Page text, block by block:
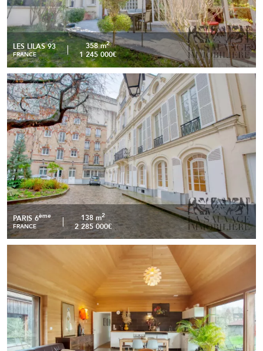
LES LILAS 93
FRANCE
358 m2
1 245 000€
PARIS 6ème
FRANCE
138 m2
2 285 000€
la Nue propriété d'un Appartement traversant 137,69 m2
rue du cherche midi
READ MORE
Maison passive d’architecte – Ossature bois – 167 m² – Parc
de 4 500 m² avec accès direct à la forêt